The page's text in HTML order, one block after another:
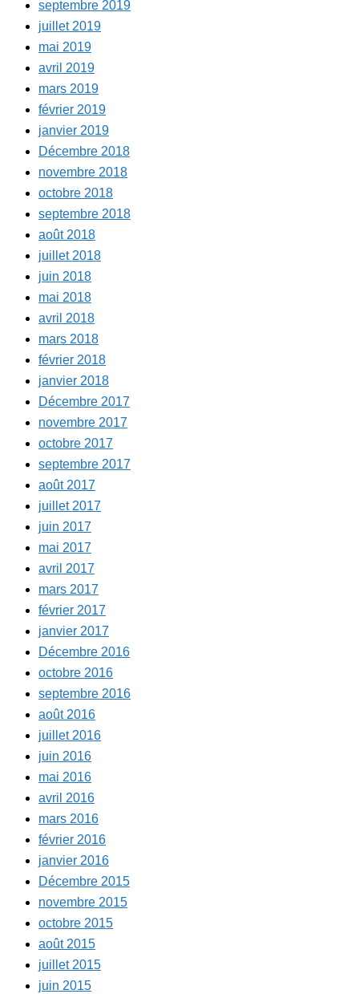
septembre 2019
juillet 2019
mai 2019
avril 2019
mars 2019
février 2019
janvier 2019
Décembre 2018
novembre 2018
octobre 2018
septembre 2018
août 2018
juillet 2018
juin 2018
mai 2018
avril 2018
mars 2018
février 2018
janvier 2018
Décembre 2017
novembre 2017
octobre 2017
septembre 2017
août 2017
juillet 2017
juin 2017
mai 2017
avril 2017
mars 2017
février 2017
janvier 2017
Décembre 2016
octobre 2016
septembre 2016
août 2016
juillet 2016
juin 2016
mai 2016
avril 2016
mars 2016
février 2016
janvier 2016
Décembre 2015
novembre 2015
octobre 2015
août 2015
juillet 2015
juin 2015